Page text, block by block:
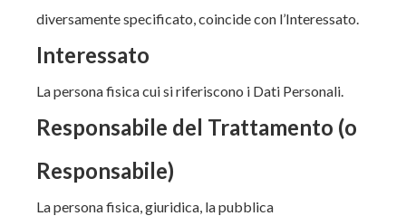
diversamente specificato, coincide con l’Interessato.
Interessato
La persona fisica cui si riferiscono i Dati Personali.
Responsabile del Trattamento (o
Responsabile)
La persona fisica, giuridica, la pubblica